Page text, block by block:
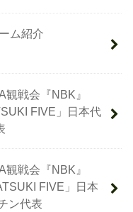
ム紹介
戦会『NBK』
FIVE」日本代
戦会『NBK』
FIVE」日本
ン代表